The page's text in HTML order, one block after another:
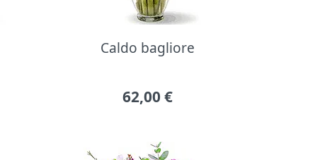
Caldo bagliore
62,00 €